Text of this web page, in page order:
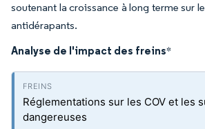
soutenant la croissance à long terme sur
antidérapants.
Analyse de l'impact des freins*
Réglementations sur les COV et les
dangereuses